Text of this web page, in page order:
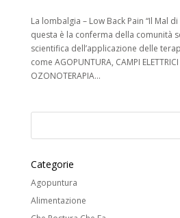
La lombalgia – Low Back Pain “Il Mal
questa è la conferma della comunità
scientifica dell’applicazione delle
come AGOPUNTURA, CAMPI
OZONOTERAPIA...
Categorie
Agopuntura
Alimentazione